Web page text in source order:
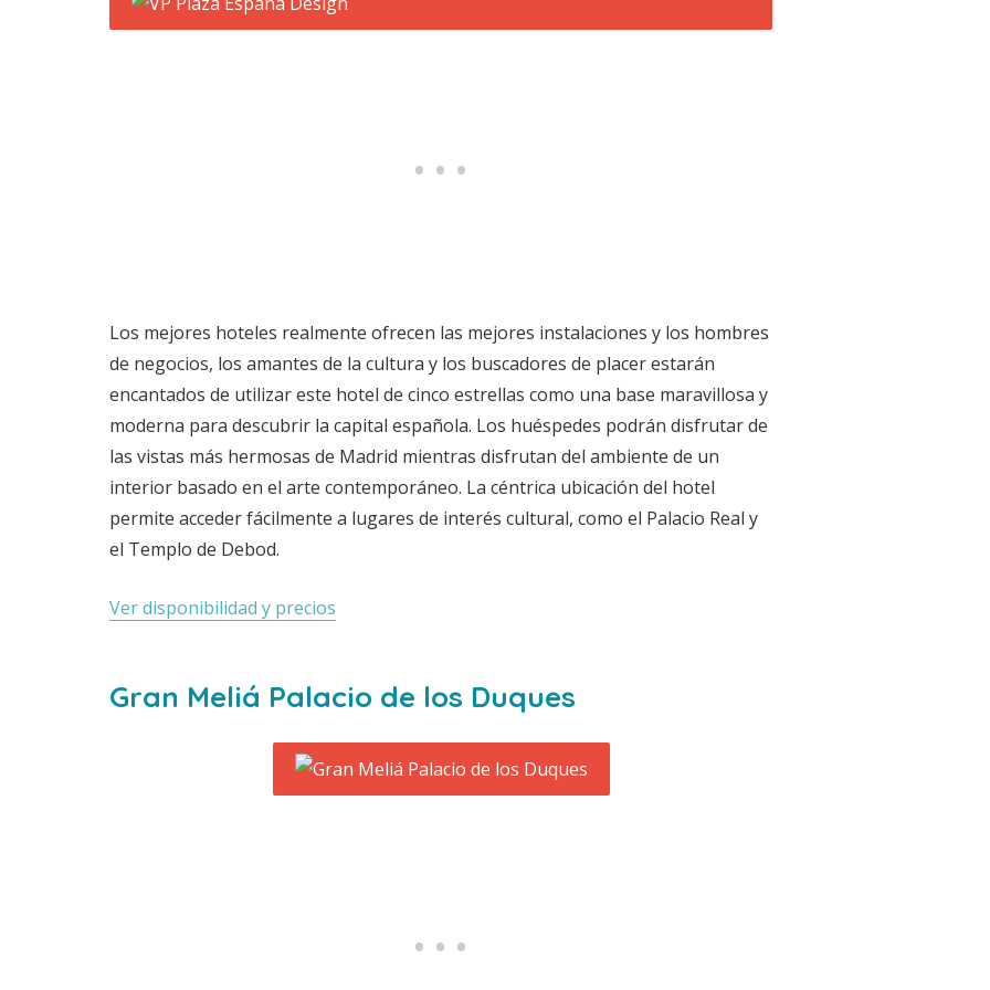
Los mejores hoteles realmente ofrecen las mejores instalaciones y los hombres
de negocios, los amantes de la cultura y los buscadores de placer estarán
encantados de utilizar este hotel de cinco estrellas como una base maravillosa y
moderna para descubrir la capital española. Los huéspedes podrán disfrutar de
las vistas más hermosas de Madrid mientras disfrutan del ambiente de un
interior basado en el arte contemporáneo. La céntrica ubicación del hotel
permite acceder fácilmente a lugares de interés cultural, como el Palacio Real y
el Templo de Debod.
Ver disponibilidad y precios
Gran Meliá Palacio de los Duques